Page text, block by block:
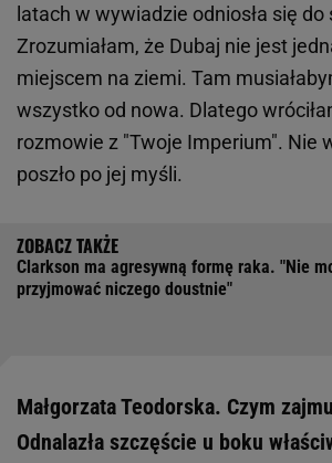
latach w wywiadzie odniosła się do
Zrozumiałam, że Dubaj nie jest
miejscem na ziemi. Tam
wszystko od nowa. Dlatego
rozmowie z "Twoje Imperium". Nie
poszło po jej myśli.
Clarkson ma agresywną formę raka. "Nie
przyjmować niczego doustnie"
Małgorzata Teodorska. Czym
Odnalazła szczęście u boku